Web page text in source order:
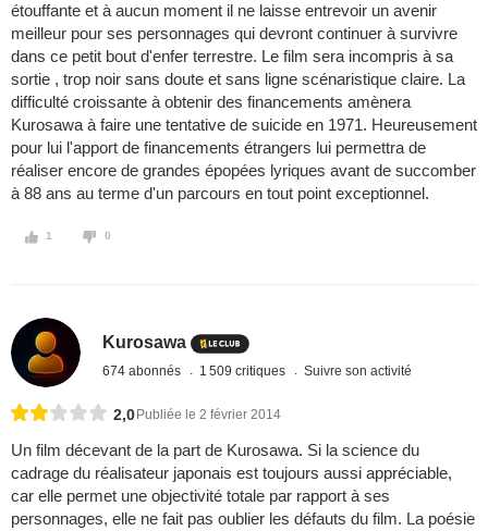
étouffante et à aucun moment il ne laisse entrevoir un avenir
meilleur pour ses personnages qui devront continuer à survivre
dans ce petit bout d'enfer terrestre. Le film sera incompris à sa
sortie , trop noir sans doute et sans ligne scénaristique claire. La
difficulté croissante à obtenir des financements amènera
Kurosawa à faire une tentative de suicide en 1971. Heureusement
pour lui l'apport de financements étrangers lui permettra de
réaliser encore de grandes épopées lyriques avant de succomber
à 88 ans au terme d'un parcours en tout point exceptionnel.
1 0
Kurosawa
674 abonnés 1 509 critiques Suivre son activité
2,0 Publiée le 2 février 2014
Un film décevant de la part de Kurosawa. Si la science du
cadrage du réalisateur japonais est toujours aussi appréciable,
car elle permet une objectivité totale par rapport à ses
personnages, elle ne fait pas oublier les défauts du film. La poésie